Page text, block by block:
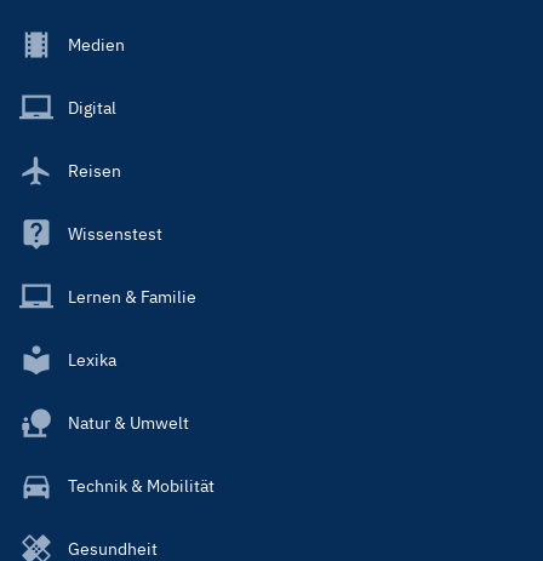
Footer
Main
Medien
Digital
Reisen
Wissenstest
Lernen & Familie
Lexika
Natur & Umwelt
Technik & Mobilität
Gesundheit